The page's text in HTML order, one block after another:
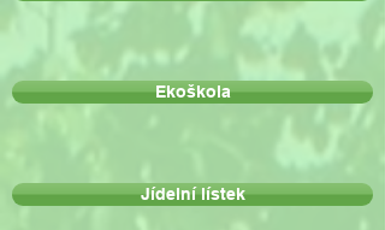
Ekoškola
Jídelní lístek